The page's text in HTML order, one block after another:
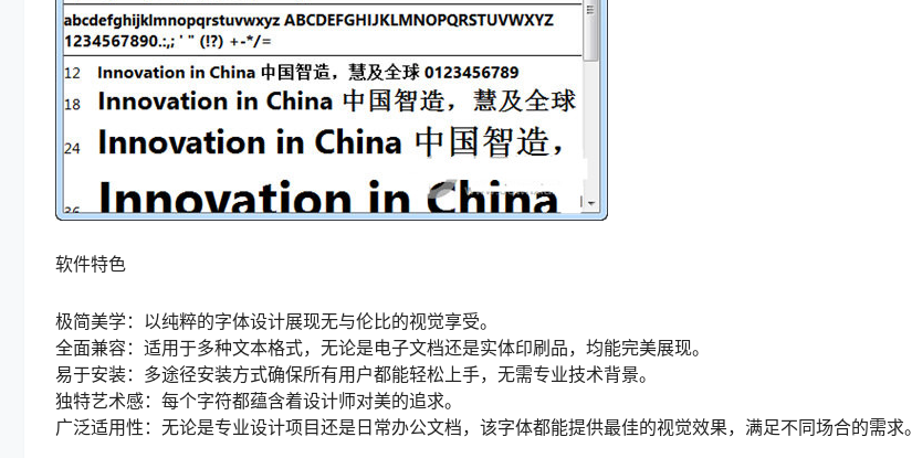
软件特色
极简美学：以纯粹的字体设计展现无与伦比的视觉享受。
全面兼容：适用于多种文本格式，无论是电子文档还是实体印刷品，均能完美展现。
易于安装：多途径安装方式确保所有用户都能轻松上手，无需专业技术背景。
独特艺术感：每个字符都蕴含着设计师对美的追求。
广泛适用性：无论是专业设计项目还是日常办公文档，该字体都能提供最佳的视觉效果，满足不同场合的需求。